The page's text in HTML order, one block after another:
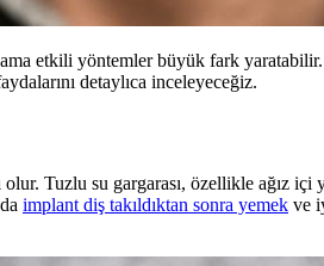
ama etkili yöntemler büyük fark
detaylıca inceleyeceğiz.
Tuzlu su gargarası, özellikle ağız
implant diş takıldıktan sonra yemek ve